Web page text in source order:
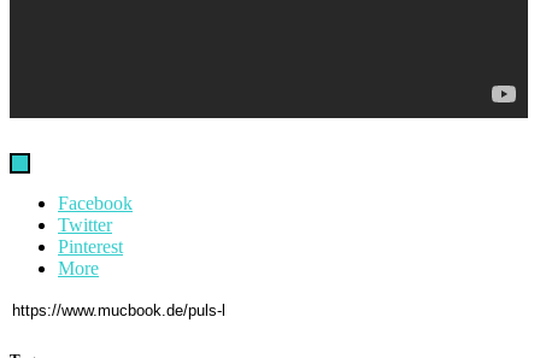
Facebook
Twitter
Pinterest
More